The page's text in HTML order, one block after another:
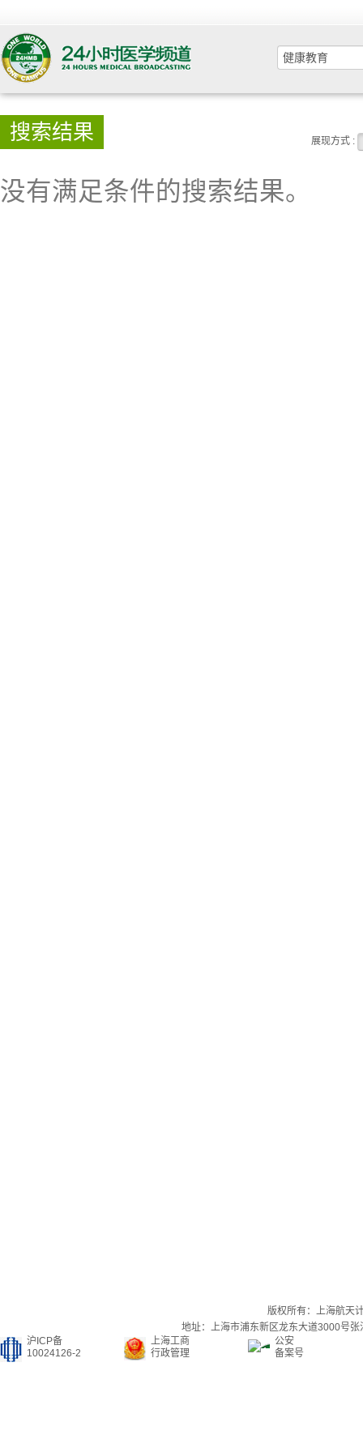
搜索结果 展现方式 :
没有满足条件的搜索结果。
版权所有：上海航天
地址：上海市浦东新区龙东大道3000号
沪ICP备
10024126-2
上海工商
行政管理
公安
备案号